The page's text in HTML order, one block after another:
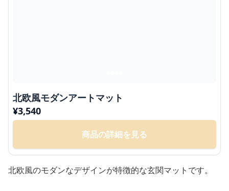
北欧風モダンアートマット
¥3,540
商品の詳細を見る
北欧風のモダンなデザインが特徴的な玄関マットです。